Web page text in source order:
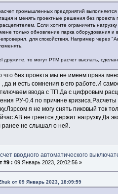
промышленных предприятий
и менять проектные решения без
Если хотите ограничить
только обновление парка оборудования и
для спокойствия. Например через
дружите, то могут РТМ расчет выслать,
что без проекта мы не имеем права
да и есть сомнения в его работе.И
ввода с ТП.Да с цифровым
РУ-0.4 по причине
я не могу снять пиковый ток
АВ не греется держит
ранее не слышал о ней.
вводного автоматического
#9 : 09 Январь 2023, 20:02:56 »
от 09 Январь 2023, 18:09:59